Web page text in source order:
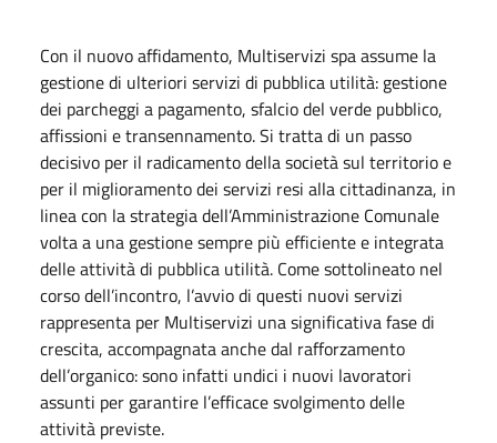
Con il nuovo affidamento, Multiservizi spa assume la
gestione di ulteriori servizi di pubblica utilità: gestione
dei parcheggi a pagamento, sfalcio del verde pubblico,
affissioni e transennamento. Si tratta di un passo
decisivo per il radicamento della società sul territorio e
per il miglioramento dei servizi resi alla cittadinanza, in
linea con la strategia dell’Amministrazione Comunale
volta a una gestione sempre più efficiente e integrata
delle attività di pubblica utilità. Come sottolineato nel
corso dell’incontro, l’avvio di questi nuovi servizi
rappresenta per Multiservizi una significativa fase di
crescita, accompagnata anche dal rafforzamento
dell’organico: sono infatti undici i nuovi lavoratori
assunti per garantire l’efficace svolgimento delle
attività previste.